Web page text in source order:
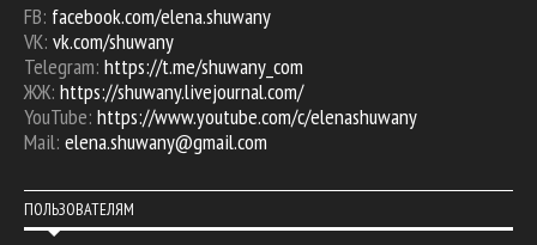
FB: facebook.com/elena.shuwany
VK: vk.com/shuwany
Telegram: https://t.me/shuwany_com
ЖЖ: https://shuwany.livejournal.com/
YouTube: https://www.youtube.com/c/elenashuwany
Mail: elena.shuwany@gmail.com
ПОЛЬЗОВАТЕЛЯМ